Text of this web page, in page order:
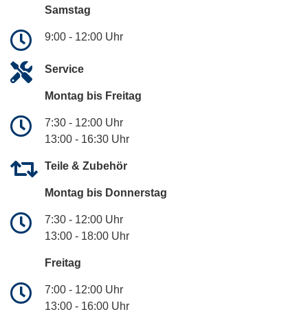
Samstag
9:00 - 12:00 Uhr
Service
Montag bis Freitag
7:30 - 12:00 Uhr
13:00 - 16:30 Uhr
Teile & Zubehör
Montag bis Donnerstag
7:30 - 12:00 Uhr
13:00 - 18:00 Uhr
Freitag
7:00 - 12:00 Uhr
13:00 - 16:00 Uhr